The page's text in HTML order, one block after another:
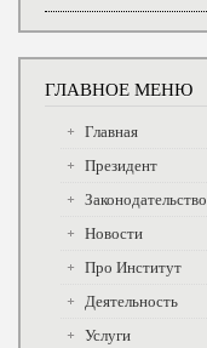
ГЛАВНОЕ МЕНЮ
Главная
Президент
Законодательство
Новости
Про Институт
Деятельность
Услуги